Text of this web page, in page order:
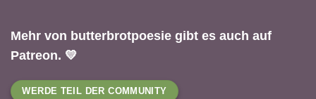
Mehr von butterbrotpoesie gibt es auch auf
Patreon. 💛
WERDE TEIL DER COMMUNITY